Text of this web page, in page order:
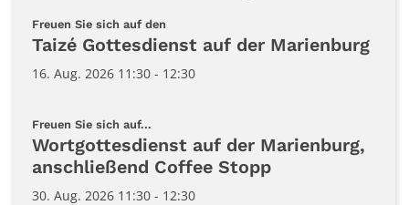
Freuen Sie sich auf den
Taizé Gottesdienst auf der Marienburg
16. Aug. 2026 11:30 - 12:30
Freuen Sie sich auf...
Wortgottesdienst auf der Marienburg,
anschließend Coffee Stopp
30. Aug. 2026 11:30 - 12:30